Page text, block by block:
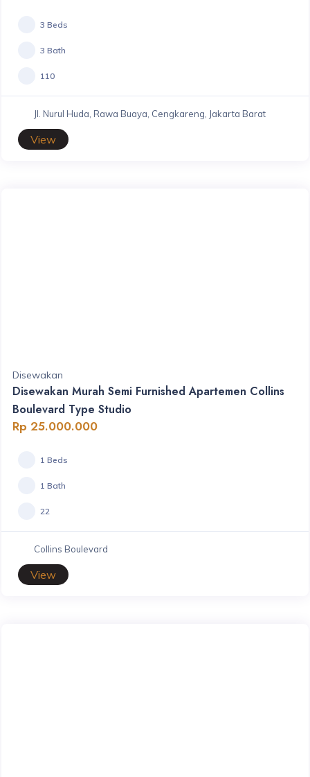
3 Beds
3 Bath
110
Jl. Nurul Huda, Rawa Buaya, Cengkareng, Jakarta Barat
View
Disewakan
Disewakan Murah Semi Furnished Apartemen Collins
Boulevard Type Studio
Rp 25.000.000
1 Beds
1 Bath
22
Collins Boulevard
View